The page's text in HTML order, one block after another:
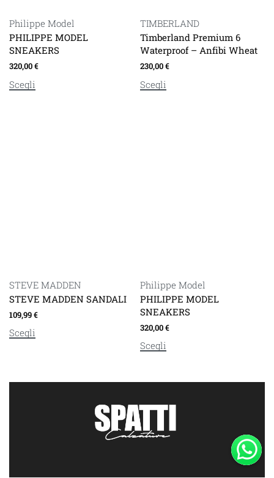
Philippe Model
PHILIPPE MODEL
SNEAKERS
320,00€
Scegli
TIMBERLAND
Timberland Premium 6
Waterproof – Anfibi Wheat
230,00€
Scegli
STEVE MADDEN
STEVE MADDEN SANDALI
109,99€
Scegli
Philippe Model
PHILIPPE MODEL
SNEAKERS
320,00€
Scegli